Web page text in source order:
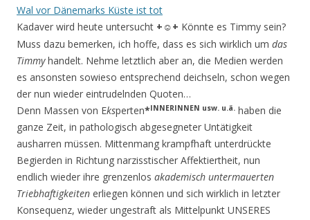
Wal vor Dänemarks Küste ist tot
Kadaver wird heute untersucht + ☺ + Könnte es Timmy sein?
Muss dazu bemerken, ich hoffe, dass es sich wirklich um das
Timmyhandelt. Nehme letztlich aber an, die Medien werden
es ansonsten sowieso entsprechend deichseln, schon wegen
der nun wieder eintrudelnden Quoten…
Denn Massen von Eksperten*INNERINNEN usw. u.ä. haben die
ganze Zeit, in pathologisch abgesegneter Untätigkeit
ausharren müssen. Mittenmang krampfhaft unterdrückte
Begierden in Richtung nar­zisstischer Affektiertheit, nun
endlich wieder ihre grenzenlos akademisch untermauerten
Triebhaf­tigkeiten erliegen können und sich wirklich in letzter
Konsequenz, wieder ungestraft als Mittelpunkt UNSERES